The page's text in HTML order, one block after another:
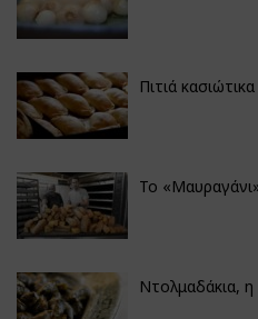
Πιτιά
Το
Ντολμαδάκια, η